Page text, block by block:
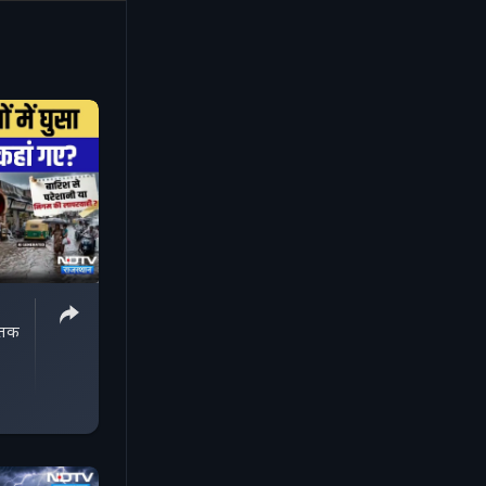
करें :
करें :